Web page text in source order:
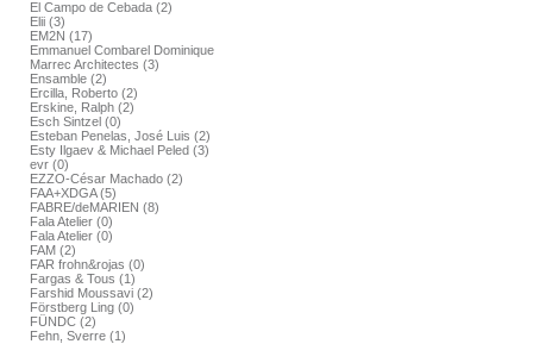
El Campo de Cebada (2)
Elii (3)
EM2N (17)
Emmanuel Combarel Dominique
Marrec Architectes (3)
Ensamble (2)
Ercilla, Roberto (2)
Erskine, Ralph (2)
Esch Sintzel (0)
Esteban Penelas, José Luis (2)
Esty Ilgaev & Michael Peled (3)
evr (0)
EZZO-César Machado (2)
FAA+XDGA (5)
FABRE/deMARIEN (8)
Fala Atelier (0)
Fala Atelier (0)
FAM (2)
FAR frohn&rojas (0)
Fargas & Tous (1)
Farshid Moussavi (2)
Förstberg Ling (0)
FÜNDC (2)
Fehn, Sverre (1)